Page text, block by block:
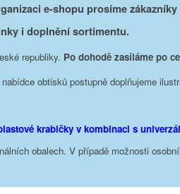
e-shopu prosíme
i doplnění sortimentu.
republiky. Po dohodě zasíláme po
obtisků postupně doplňujeme
krabičky v kombinaci s
obalech. V případě možnosti